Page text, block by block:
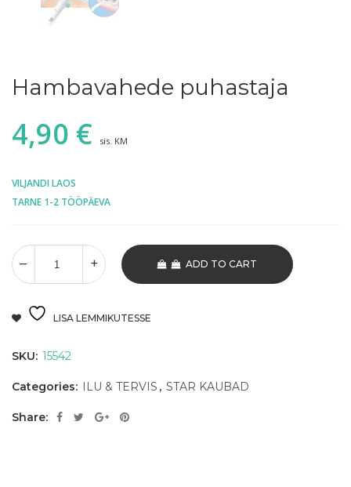
Hambavahede puhastaja
4,90 € sis. KM
VILJANDI LAOS
TARNE 1-2 TÖÖPÄEVA
ADD TO CART
LISA LEMMIKUTESSE
SKU: 15542
Categories: ILU & TERVIS , STAR KAUBAD
Share: